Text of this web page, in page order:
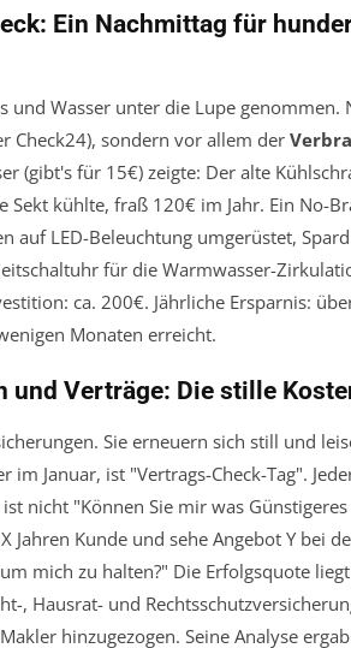
Ein Nachmittag für
und Wasser unter die Lupe genommen.
Check24), sondern vor allem der
(gibt's für 15€) zeigte: Der alte
Sekt kühlte, fraß 120€ im Jahr. Ein No-
auf LED-Beleuchtung umgerüstet,
für die Warmwasser-
ca. 200€. Jährliche Ersparnis:
Monaten erreicht.
und Verträge: Die stille
Sie erneuern sich still und
im Januar, ist "Vertrags-Check-Tag".
nicht "Können Sie mir was
Jahren Kunde und sehe Angebot Y bei
mich zu halten?" Die Erfolgsquote
, Hausrat- und
hinzugezogen. Seine Analyse